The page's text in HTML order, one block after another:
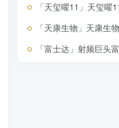
「天玺曜11」天玺曜11财务恶化，投
「天康生物」天康生物：生猪养殖龙
「富士达」射频巨头富士达，